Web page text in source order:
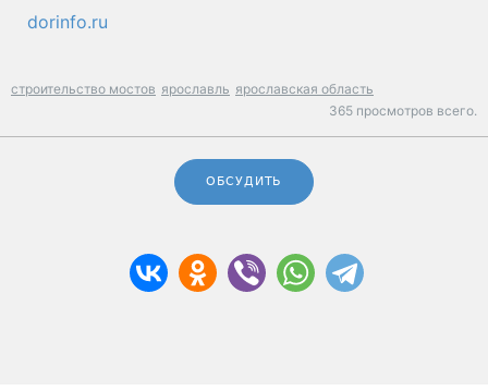
dorinfo.ru
строительство мостов ярославль ярославская область
365 просмотров всего.
ОБСУДИТЬ